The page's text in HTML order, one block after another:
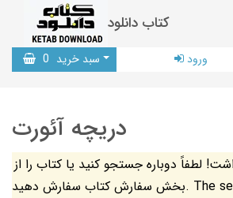
کتاب دانلود
سبد خرید 0 ورود
دریچه آئورت
لطفاً دوباره جستجو کنید یا کتاب را از
بخش سفارش کتاب سفارش دهید. The search did not yield